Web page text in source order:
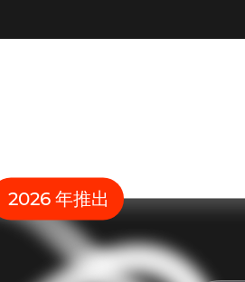
2026 年推出